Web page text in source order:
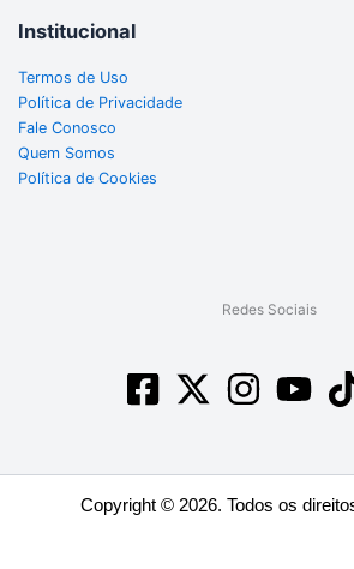
Institucional
Termos de Uso
Política de Privacidade
Fale Conosco
Quem Somos
Política de Cookies
Redes Sociais
Copyright © 2026. Todos os